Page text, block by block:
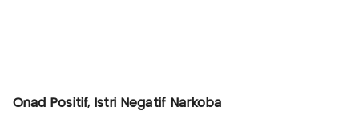
Baca Juga :
Onad Positif, Istri Negatif Narkoba